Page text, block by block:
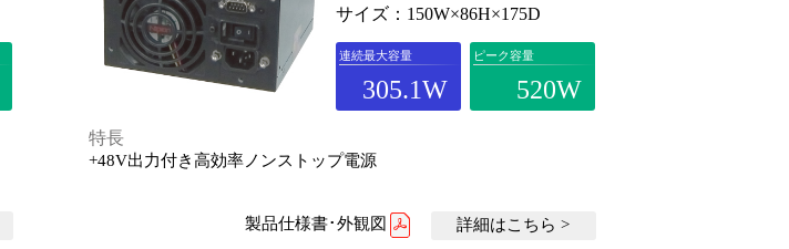
サイズ：150W×86H×175D
連続最大容量
305.1W
ピーク容量
520W
特長
+48V出力付き高効率ノンストップ電源
製品仕様書･外観図 詳細はこちら >